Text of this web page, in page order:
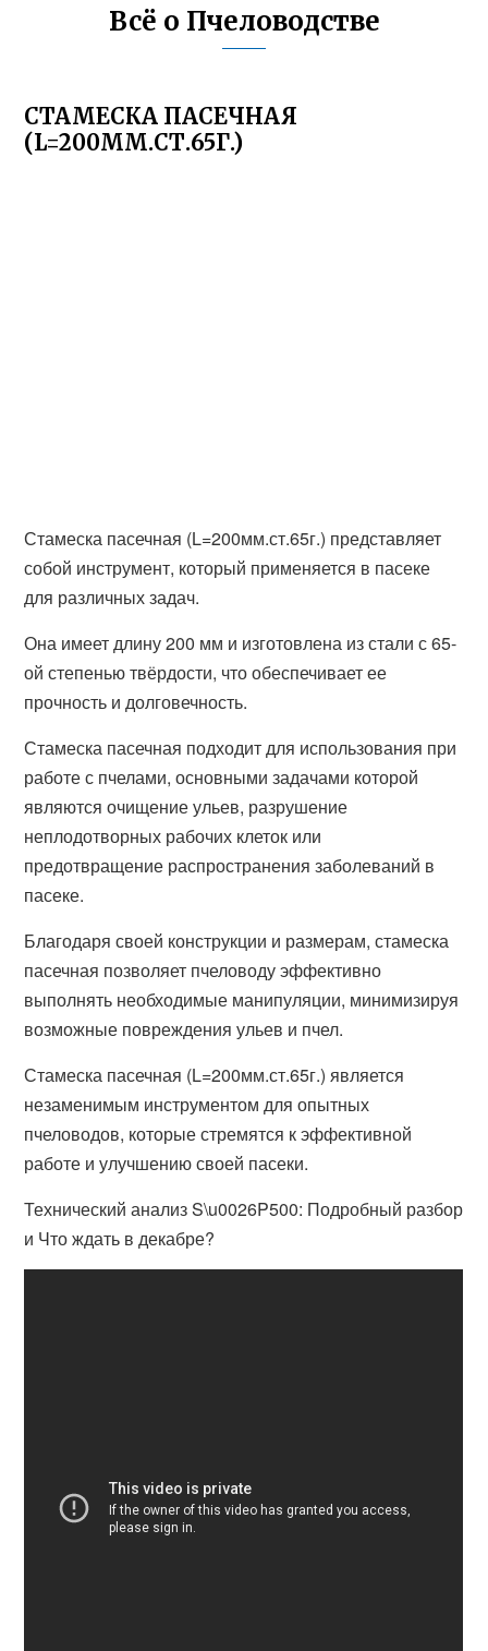
Всё о Пчеловодстве
СТАМЕСКА ПАСЕЧНАЯ
(L=200ММ.СТ.65Г.)
Стамеска пасечная (L=200мм.ст.65г.) представляет
собой инструмент, который применяется в пасеке
для различных задач.
Она имеет длину 200 мм и изготовлена из стали с 65-
ой степенью твёрдости, что обеспечивает ее
прочность и долговечность.
Стамеска пасечная подходит для использования при
работе с пчелами, основными задачами которой
являются очищение ульев, разрушение
неплодотворных рабочих клеток или
предотвращение распространения заболеваний в
пасеке.
Благодаря своей конструкции и размерам, стамеска
пасечная позволяет пчеловоду эффективно
выполнять необходимые манипуляции, минимизируя
возможные повреждения ульев и пчел.
Стамеска пасечная (L=200мм.ст.65г.) является
незаменимым инструментом для опытных
пчеловодов, которые стремятся к эффективной
работе и улучшению своей пасеки.
Технический анализ S\u0026P500: Подробный разбор
и Что ждать в декабре?